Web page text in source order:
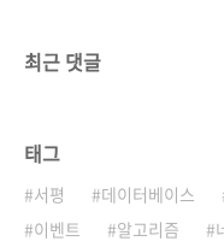
최근 댓글
태그
서평 데이터베이스
이벤트
알고리즘